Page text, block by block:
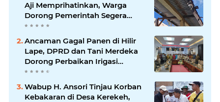
Aji Memprihatinkan, Warga
Dorong Pemerintah Segera
Lakukan Asesmen dan
Ancaman Gagal Panen di Hilir
Lape, DPRD dan Tani Merdeka
Dorong Perbaikan Irigasi
Waduk Mamak
Wabup H. Ansori Tinjau Korban
Kebakaran di Desa Kerekeh,